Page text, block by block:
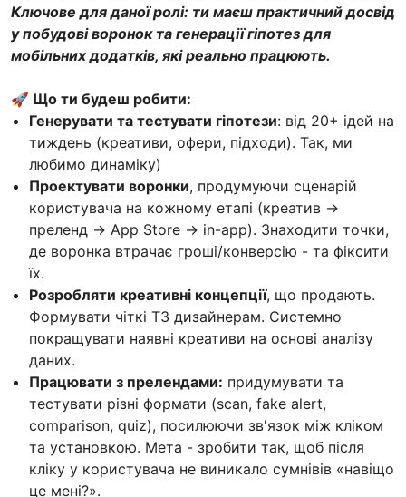
Ключове для даної ролі: ти маєш практичний досвід
у побудові воронок та генерації гіпотез для
мобільних додатків, які реально працюють.
🚀 Що ти будеш робити:
Генерувати та тестувати гіпотези: від 20+ ідей на
тиждень (креативи, офери, підходи). Так, ми
любимо динаміку)
Проектувати воронки, продумуючи сценарій
користувача на кожному етапі (креатив →
преленд → App Store → in-app). Знаходити точки,
де воронка втрачає гроші/конверсію - та фіксити
їх.
Розробляти креативні концепції, що продають.
Формувати чіткі ТЗ дизайнерам. Системно
покращувати наявні креативи на основі аналізу
даних.
Працювати з прелендами: придумувати та
тестувати різні формати (scan, fake alert,
comparison, quiz), посилюючи зв'язок між кліком
та установкою. Мета - зробити так, щоб після
кліку у користувача не виникало сумнівів «навіщо
це мені?».